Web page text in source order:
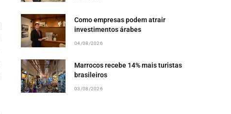
Como empresas podem atrair
investimentos árabes
04/08/2026
Marrocos recebe 14% mais turistas
brasileiros
03/08/2026